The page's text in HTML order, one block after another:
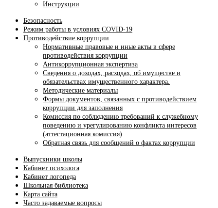
Инструкции
Безопасность
Режим работы в условиях COVID-19
Противодействие коррупции
Нормативные правовые и иные акты в сфере
противодействия коррупции
Антикоррупционная экспертиза
Сведения о доходах, расходах, об имуществе и
обязательствах имущественного характера.
Методические материалы
Формы документов, связанных с противодействием
коррупции для заполнения
Комиссия по соблюдению требований к служебному
поведению и урегулированию конфликта интересов
(аттестационная комиссия)
Обратная связь для сообщений о фактах коррупции
Выпускники школы
Кабинет психолога
Кабинет логопеда
Школьная библиотека
Карта сайта
Часто задаваемые вопросы